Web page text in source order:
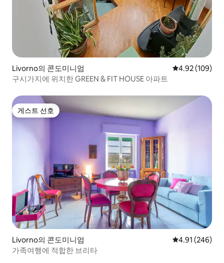
Livorno의 콘도미니엄 평점 4.92점(5
4.92 (109)
구시가지에 위치한 GREEN & FIT HOUSE 아파트
게스트 선호
게스트 선호
Livorno의 콘도미니엄 평점 4.91점(5
4.91 (246)
가족여행에 적합한 브리타